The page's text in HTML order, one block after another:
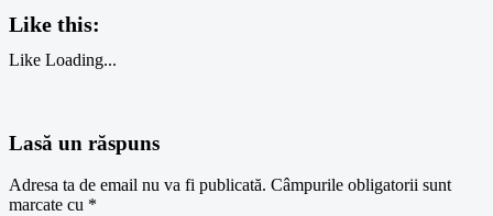
Like this:
Like Loading...
Lasă un răspuns
Adresa ta de email nu va fi publicată. Câmpurile obligatorii sunt
marcate cu *